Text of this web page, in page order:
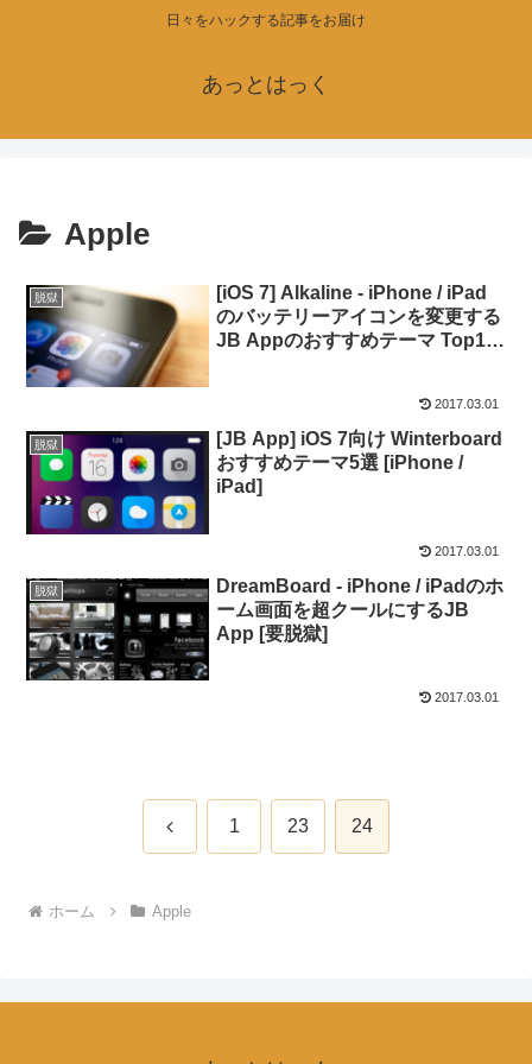
日々をハックする記事をお届け
あっとはっく
Apple
脱獄
[iOS 7] Alkaline - iPhone / iPad
のバッテリーアイコンを変更する
JB Appのおすすめテーマ Top10
2017.03.01
脱獄
[JB App] iOS 7向け Winterboard
おすすめテーマ5選 [iPhone /
iPad]
2017.03.01
脱獄
DreamBoard - iPhone / iPadのホ
ーム画面を超クールにするJB
App [要脱獄]
2017.03.01
前 1 23 24
ホーム Apple